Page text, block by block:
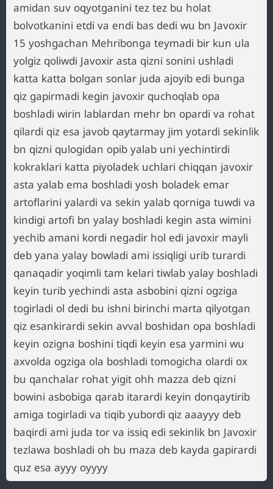
amidan suv oqyotganini tez tez bu holat
bolvotkanini etdi va endi bas dedi wu bn Javoxir
15 yoshgachan Mehribonga teymadi bir kun ula
yolgiz qoliwdi Javoxir asta qizni sonini ushladi
katta katta bolgan sonlar juda ajoyib edi bunga
qiz gapirmadi kegin javoxir quchoqlab opa
boshladi wirin lablardan mehr bn opardi va rohat
qilardi qiz esa javob qaytarmay jim yotardi sekinlik
bn qizni qulogidan opib yalab uni yechintirdi
kokraklari katta piyoladek uchlari chiqqan javoxir
asta yalab ema boshladi yosh boladek emar
artoflarini yalardi va sekin yalab qorniga tuwdi va
kindigi artofi bn yalay boshladi kegin asta wimini
yechib amani kordi negadir hol edi javoxir mayli
deb yana yalay bowladi ami issiqligi urib turardi
qanaqadir yoqimli tam kelari tiwlab yalay boshladi
keyin turib yechindi asta asbobini qizni ogziga
togirladi ol dedi bu ishni birinchi marta qilyotgan
qiz esankirardi sekin avval boshidan opa boshladi
keyin ozigna boshini tiqdi keyin esa yarmini wu
axvolda ogziga ola boshladi tomogicha olardi ox
bu qanchalar rohat yigit ohh mazza deb qizni
bowini asbobiga qarab itarardi keyin donqaytirib
amiga togirladi va tiqib yubordi qiz aaayyy deb
baqirdi ami juda tor va issiq edi sekinlik bn Javoxir
tezlawa boshladi oh bu maza deb kayda gapirardi
quz esa ayyy oyyyy